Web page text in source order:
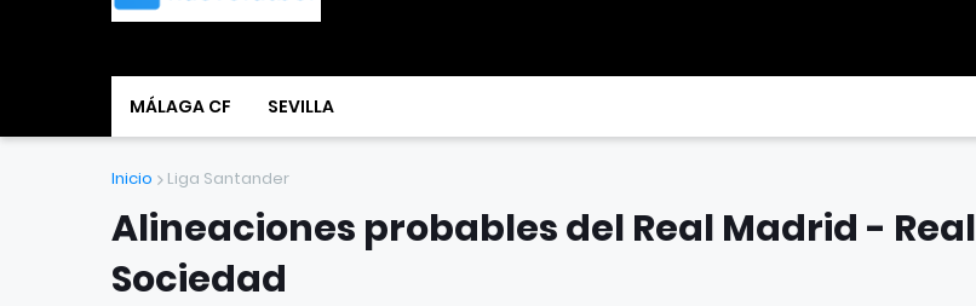
MÁLAGA CF SEVILLA
Inicio Liga Santander
Alineaciones probables del Real Madrid - Real
Sociedad